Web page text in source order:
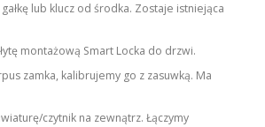
lub klucz od środka. Zostaje istniejąca
montażową Smart Locka do drzwi.
zamka, kalibrujemy go z zasuwką. Ma
czytnik na zewnątrz. Łączymy